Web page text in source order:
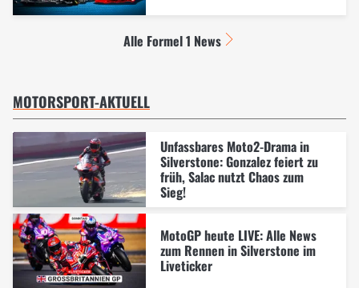
Alle Formel 1 News
MOTORSPORT-AKTUELL
Unfassbares Moto2-Drama in
Silverstone: Gonzalez feiert zu
früh, Salac nutzt Chaos zum
Sieg!
MotoGP heute LIVE: Alle News
zum Rennen in Silverstone im
Liveticker